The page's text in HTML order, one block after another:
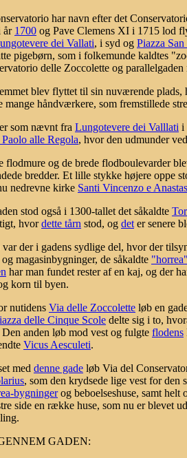
har navn efter det
år 1700 og Pave Clemens XI i 1715 lod
dei Vallati, i syd og Piazza
pigebørn, som i folkemunde kaldtes
delle Zoccolette og
blev flyttet til sin nuværende plads,
mange håndværkere, som fremstillede
som nævnt fra Lungotevere dei Valllati i
alle Regola, hvor den udmunder
flodmure og de brede flodboulevarder
bredder. Et lille stykke højere oppe
nedrevne kirke Santi Vincenzo e
stod også i 1300-tallet det såkaldte
hvordette tårn stod, og det er senere
der i gadens sydlige del, hvor der
magasinbygninger, de såkaldte
har man fundet rester af en kaj, og der
korn til byen.
nutidens Via delle Zoccolette løb en
delle Cinque Scole delte sig i to,
Den anden løb mod vest og fulgte flodens
Vicus Aesculeti.
med denne gade løb Via del
, som den krydsede lige vest for den
bygningerog beboelseshuse, samt helt
side en række huse, som nu er blevet
GADEN: